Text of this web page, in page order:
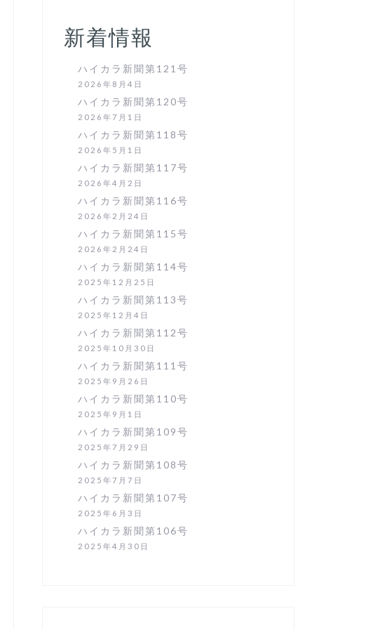
新着情報
ハイカラ新聞第121号
2026年8月4日
ハイカラ新聞第120号
2026年7月1日
ハイカラ新聞第118号
2026年5月1日
ハイカラ新聞第117号
2026年4月2日
ハイカラ新聞第116号
2026年2月24日
ハイカラ新聞第115号
2026年2月24日
ハイカラ新聞第114号
2025年12月25日
ハイカラ新聞第113号
2025年12月4日
ハイカラ新聞第112号
2025年10月30日
ハイカラ新聞第111号
2025年9月26日
ハイカラ新聞第110号
2025年9月1日
ハイカラ新聞第109号
2025年7月29日
ハイカラ新聞第108号
2025年7月7日
ハイカラ新聞第107号
2025年6月3日
ハイカラ新聞第106号
2025年4月30日